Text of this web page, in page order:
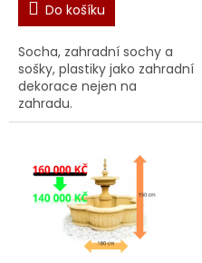
Do košíku
Socha, zahradní sochy a
sošky, plastiky jako zahradní
dekorace nejen na
zahradu.